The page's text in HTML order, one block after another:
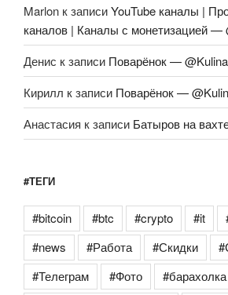
Marlon к записиYouTube каналы |
каналов | Каналы с монетизацией —
Денис к записи Поварёнок —
Кирилл к записи Поварёнок —
Анастасия к записи Батыров на
#ТЕГИ
#bitcoin #btc #crypto #it
#news
#Работа #Скидки
#Телеграм
#Фото
#барахолка